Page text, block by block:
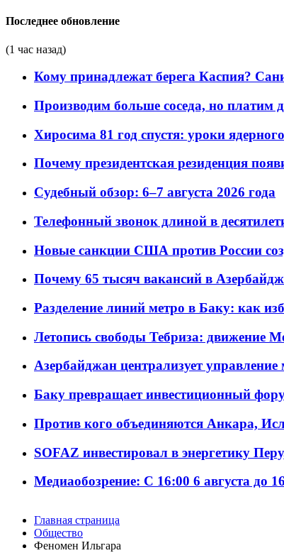
Последнее обновление
(1 час назад)
Кому принадлежат берега Каспия?
Производим больше соседа, но платим
Хиросима 81 год спустя: уроки
Почему президентская резиденция
Судебный обзор: 6–7 августа 2026 года
Телефонный звонок длиной в
Новые санкции США против России
Почему 65 тысяч вакансий в
Разделение линий метро в Баку: как
Летопись свободы Тебриза: движение
Азербайджан централизует управление
Баку превращает инвестиционный
Против кого объединяются Анкара,
SOFAZ инвестировал в энергетику
Медиаобозрение: С 16:00 6 августа до
Главная страница
Общество
Феномен Ильгара